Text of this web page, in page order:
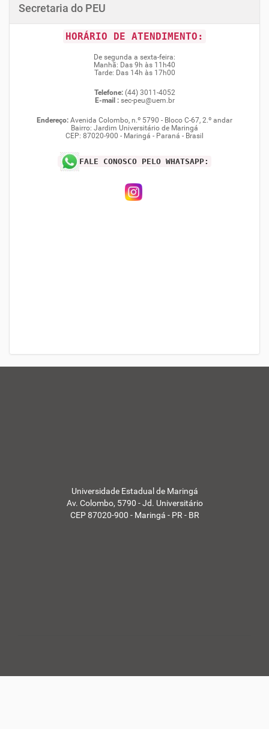
c
Secretaria do PEU
HORÁRIO DE ATENDIMENTO:
De segunda a sexta-feira:
Manhã: Das 9h às 11h40
Tarde: Das 14h às 17h00
Telefone:(44) 3011-4052
E-mail :sec-peu@uem.br
Endereço: Avenida Colombo, n.º 5790 - Bloco C-67, 2.º andar
Bairro: Jardim Universitário de Maringá
CEP: 87020-900 - Maringá - Paraná - Brasil
FALE CONOSCO PELO WHATSAPP:
Universidade Estadual de Maringá
Av. Colombo, 5790 - Jd. Universitário
CEP 87020-900 - Maringá - PR - BR